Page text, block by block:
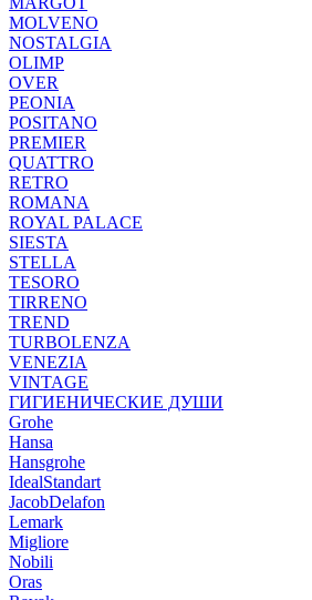
MOLVENO
NOSTALGIA
OLIMP
OVER
PEONIA
POSITANO
PREMIER
QUATTRO
RETRO
ROMANA
ROYAL PALACE
SIESTA
STELLA
TESORO
TIRRENO
TREND
TURBOLENZA
VENEZIA
VINTAGE
ГИГИЕНИЧЕСКИЕ ДУШИ
Grohe
Hansa
Hansgrohe
IdealStandart
JacobDelafon
Lemark
Migliore
Nobili
Oras